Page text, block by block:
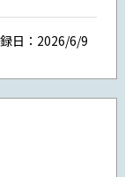
日：2026/6/9